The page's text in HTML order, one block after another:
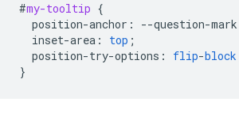
#my-tooltip {
position-anchor : --question-mark
inset-area : top ;
position-try-options : flip-block
}